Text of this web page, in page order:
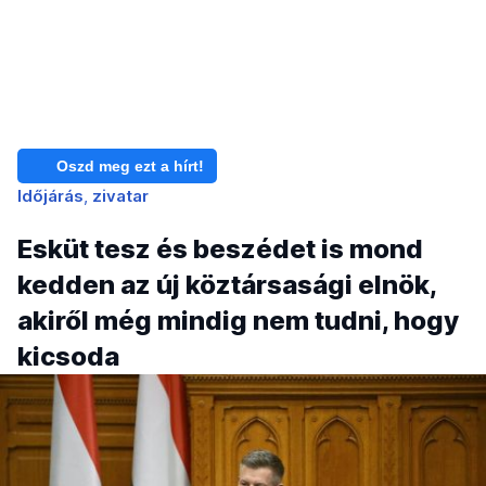
Oszd meg ezt a hírt!
Időjárás zivatar
Esküt tesz és beszédet is mond
kedden az új köztársasági elnök,
akiről még mindig nem tudni, hogy
kicsoda